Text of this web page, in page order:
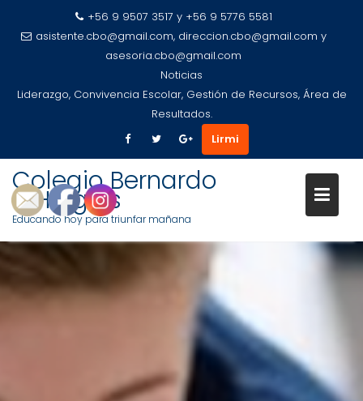
Saltar
contenido
+56 9 9507 3517 y +56 9 5776 5581
asistente.cbo@gmail.com, direccion.cbo@gmail.com y
asesoria.cbo@gmail.com
Noticias
Liderazgo, Convivencia Escolar, Gestión de Recursos, Área de
Resultados.
Lirmi
Colegio Bernardo
O'Higgins
Educando hoy para triunfar mañana